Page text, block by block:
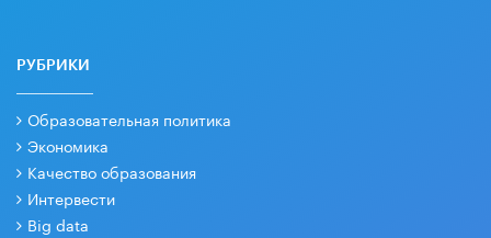
РУБРИКИ
Образовательная политика
Экономика
Качество образования
Интервести
Big data